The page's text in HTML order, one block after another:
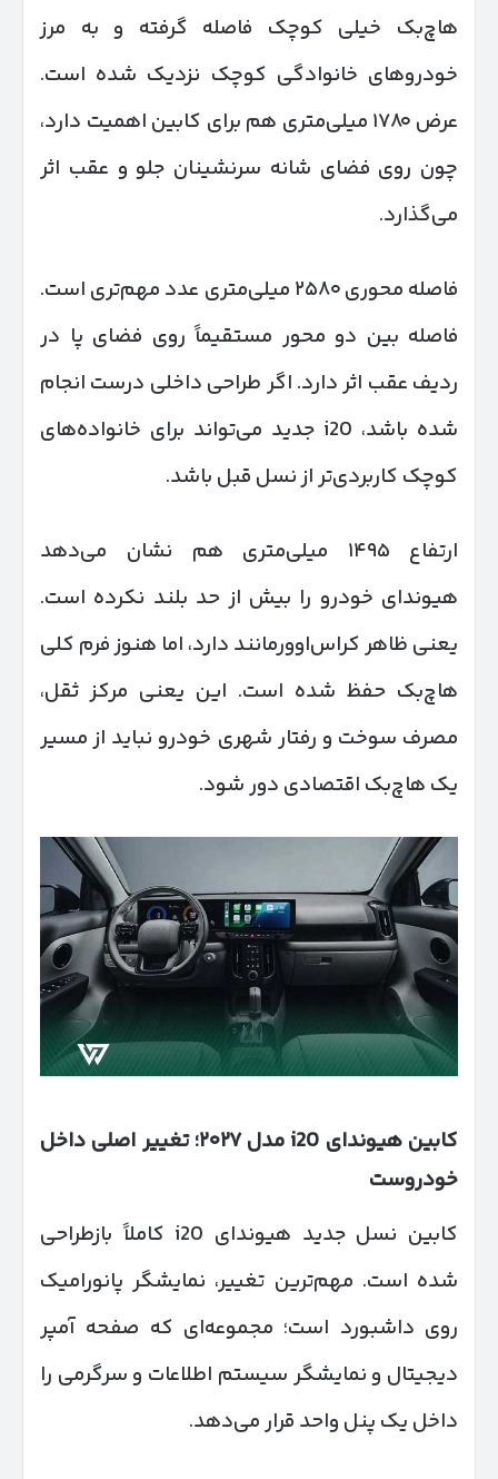
هاچ‌بک خیلی کوچک فاصله گرفته و به مرز
خودروهای خانوادگی کوچک نزدیک شده است.
عرض ۱۷۸۰ میلی‌متری هم برای کابین اهمیت دارد،
چون روی فضای شانه سرنشینان جلو و عقب اثر
می‌گذارد.
فاصله محوری ۲۵۸۰ میلی‌متری عدد مهم‌تری است.
فاصله بین دو محور مستقیماً روی فضای پا در
ردیف عقب اثر دارد. اگر طراحی داخلی درست انجام
شده باشد، i20 جدید می‌تواند برای خانواده‌های
کوچک کاربردی‌تر از نسل قبل باشد.
ارتفاع ۱۴۹۵ میلی‌متری هم نشان می‌دهد
هیوندای خودرو را بیش از حد بلند نکرده است.
یعنی ظاهر کراس‌اوورمانند دارد، اما هنوز فرم کلی
هاچ‌بک حفظ شده است. این یعنی مرکز ثقل،
مصرف سوخت و رفتار شهری خودرو نباید از مسیر
یک هاچ‌بک اقتصادی دور شود.
کابین هیوندای مدل۲۰۲۷؛ تغییر اصلی داخل
خودروست
کابین نسل جدید هیوندای i20 کاملاً بازطراحی
شده است. مهم‌ترین تغییر، نمایشگر پانورامیک
روی داشبورد است؛ مجموعه‌ای که صفحه آمپر
دیجیتال و نمایشگر سیستم اطلاعات و سرگرمی را
داخل یک پنل واحد قرار می‌دهد.